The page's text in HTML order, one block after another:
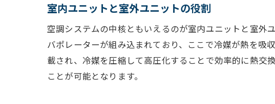
イン
温度
空調
室内ユニットと室外ユニットの役割
空調システムの中核ともいえるのが室内ユニットと室外
バポレーターが組み込まれており、ここで冷媒が熱を吸
載され、冷媒を圧縮して高圧化することで効率的に熱交
ことが可能となります。